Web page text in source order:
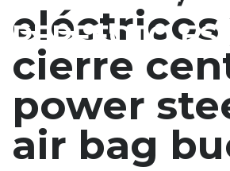
PERFECTO
eléctricos
cierre
power
air bag